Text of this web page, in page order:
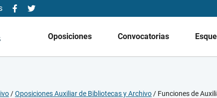
Oposiciones Convocatorias
/Oposiciones Auxiliar de Bibliotecas y Archivo / Funciones de